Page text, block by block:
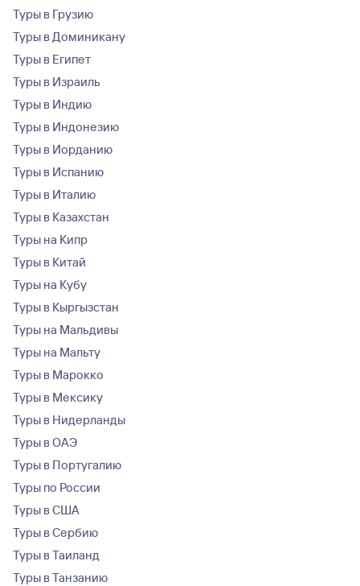
Туры в Грузию
Туры в Доминикану
Туры в Египет
Туры в Израиль
Туры в Индию
Туры в Индонезию
Туры в Иорданию
Туры в Испанию
Туры в Италию
Туры в Казахстан
Туры на Кипр
Туры в Китай
Туры на Кубу
Туры в Кыргызстан
Туры на Мальдивы
Туры на Мальту
Туры в Марокко
Туры в Мексику
Туры в Нидерланды
Туры в ОАЭ
Туры в Португалию
Туры по России
Туры в США
Туры в Сербию
Туры в Таиланд
Туры в Танзанию